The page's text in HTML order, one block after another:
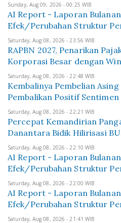
Sunday, Aug 09, 2026 - 00:25 WIB
AI Report - Laporan
Efek/Perubahan Struktur
Saturday, Aug 08, 2026 - 23:56 WIB
RAPBN 2027, Penarikan
Korporasi Besar dengan
Saturday, Aug 08, 2026 - 22:48 WIB
Kembalinya Pembelian Asing
Pembalikan Positif
Saturday, Aug 08, 2026 - 22:21 WIB
Percepat Kemandirian
Danantara Bidik Hilirisasi
Saturday, Aug 08, 2026 - 22:10 WIB
AI Report - Laporan
Efek/Perubahan Struktur
Saturday, Aug 08, 2026 - 22:00 WIB
AI Report - Laporan
Efek/Perubahan Struktur
Saturday, Aug 08, 2026 - 21:41 WIB